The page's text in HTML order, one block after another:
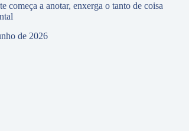
começa a anotar, enxerga o tanto de coisa
de 2026